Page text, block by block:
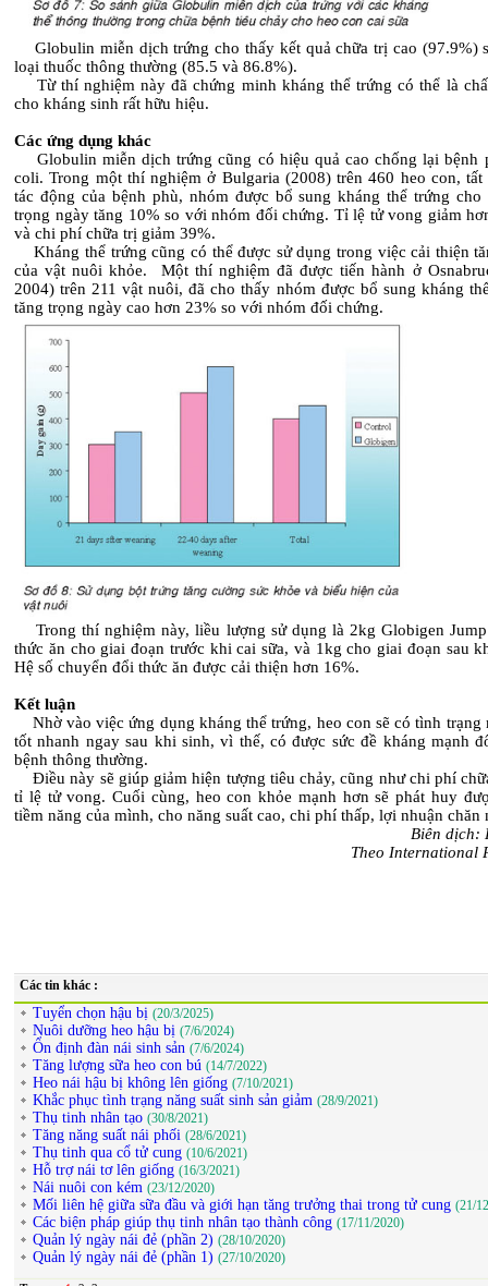
Globulin miễn dịch trứng cho thấy kết quả chữa trị cao (97.9%)
loại thuốc thông thường (85.5 và 86.8%).
Từ thí nghiệm này đã chứng minh kháng thể trứng có thể là
cho kháng sinh rất hữu hiệu.
Các ứng dụng khác
Globulin miễn dịch trứng cũng có hiệu quả cao chống lại bệnh
coli. Trong một thí nghiệm ở Bulgaria (2008) trên 460 heo con, tất
tác động của bệnh phù, nhóm được bổ sung kháng thể trứng cho
trọng ngày tăng 10% so với nhóm đối chứng. Tỉ lệ tử vong giảm
và chi phí chữa trị giảm 39%.
Kháng thể trứng cũng có thể được sử dụng trong việc cải thiện
của vật nuôi khỏe. Một thí nghiệm đã được tiến hành ở
2004) trên 211 vật nuôi, đã cho thấy nhóm được bổ sung kháng
tăng trọng ngày cao hơn 23% so với nhóm đối chứng.
Trong thí nghiệm này, liều lượng sử dụng là 2kg Globigen Jump
thức ăn cho giai đoạn trước khi cai sữa, và 1kg cho giai đoạn sau
Hệ số chuyển đổi thức ăn được cải thiện hơn 16%.
Kết luận
Nhờ vào việc ứng dụng kháng thể trứng, heo con sẽ có tình trạng
tốt nhanh ngay sau khi sinh, vì thế, có được sức đề kháng mạnh
bệnh thông thường.
Điều này sẽ giúp giảm hiện tượng tiêu chảy, cũng như chi phí
tỉ lệ tử vong. Cuối cùng, heo con khỏe mạnh hơn sẽ phát huy
tiềm năng của mình, cho năng suất cao, chi phí thấp, lợi nhuận chăn
Biên dịch:
Theo International
Các tin khác :
Tuyển chọn hậu bị (20/3/2025)
Nuôi dưỡng heo hậu bị (7/6/2024)
Ổn định đàn nái sinh sản (7/6/2024)
Tăng lượng sữa heo con bú (14/7/2022)
Heo nái hậu bị không lên giống (7/10/2021)
Khắc phục tình trạng năng suất sinh sản giảm (28/9/2021)
Thụ tinh nhân tạo (30/8/2021)
Tăng năng suất nái phối (28/6/2021)
Thụ tinh qua cổ tử cung (10/6/2021)
Hỗ trợ nái tơ lên giống (16/3/2021)
Nái nuôi con kém (23/12/2020)
Mối liên hệ giữa sữa đầu và giới hạn tăng trưởng thai trong tử cung (21/
Các biện pháp giúp thụ tinh nhân tạo thành công (17/11/2020)
Quản lý ngày nái đẻ (phần 2) (28/10/2020)
Quản lý ngày nái đẻ (phần 1) (27/10/2020)